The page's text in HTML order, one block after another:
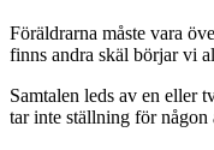
Föräldrarna måste vara
finns andra skäl börjar vi
Samtalen leds av en eller
tar inte ställning för någon